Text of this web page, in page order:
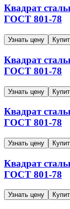
Квадрат
ГОСТ 801-78
Узнать цену
Квадрат
ГОСТ 801-78
Узнать цену
Квадрат
ГОСТ 801-78
Узнать цену
Квадрат
ГОСТ 801-78
Узнать цену